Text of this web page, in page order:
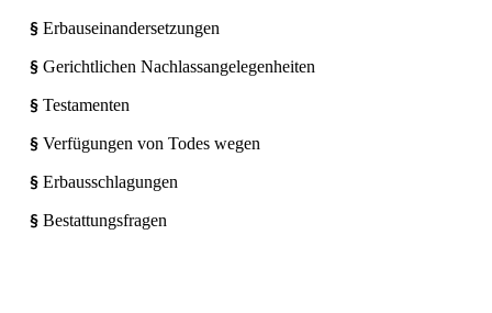
§ Erbauseinandersetzungen
§ Gerichtlichen Nachlassangelegenheiten
§ Testamenten
§ Verfügungen von Todes wegen
§ Erbausschlagungen
§ Bestattungsfragen